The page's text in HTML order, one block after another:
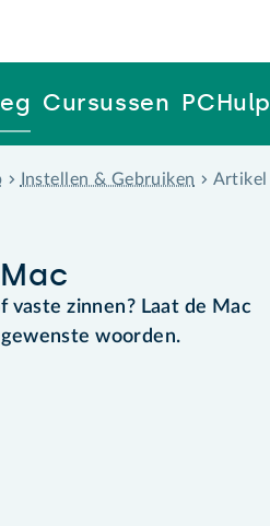
Cursussen PCHulp
Instellen & Gebruiken Artikel
vaste zinnen? Laat de Mac
woorden.